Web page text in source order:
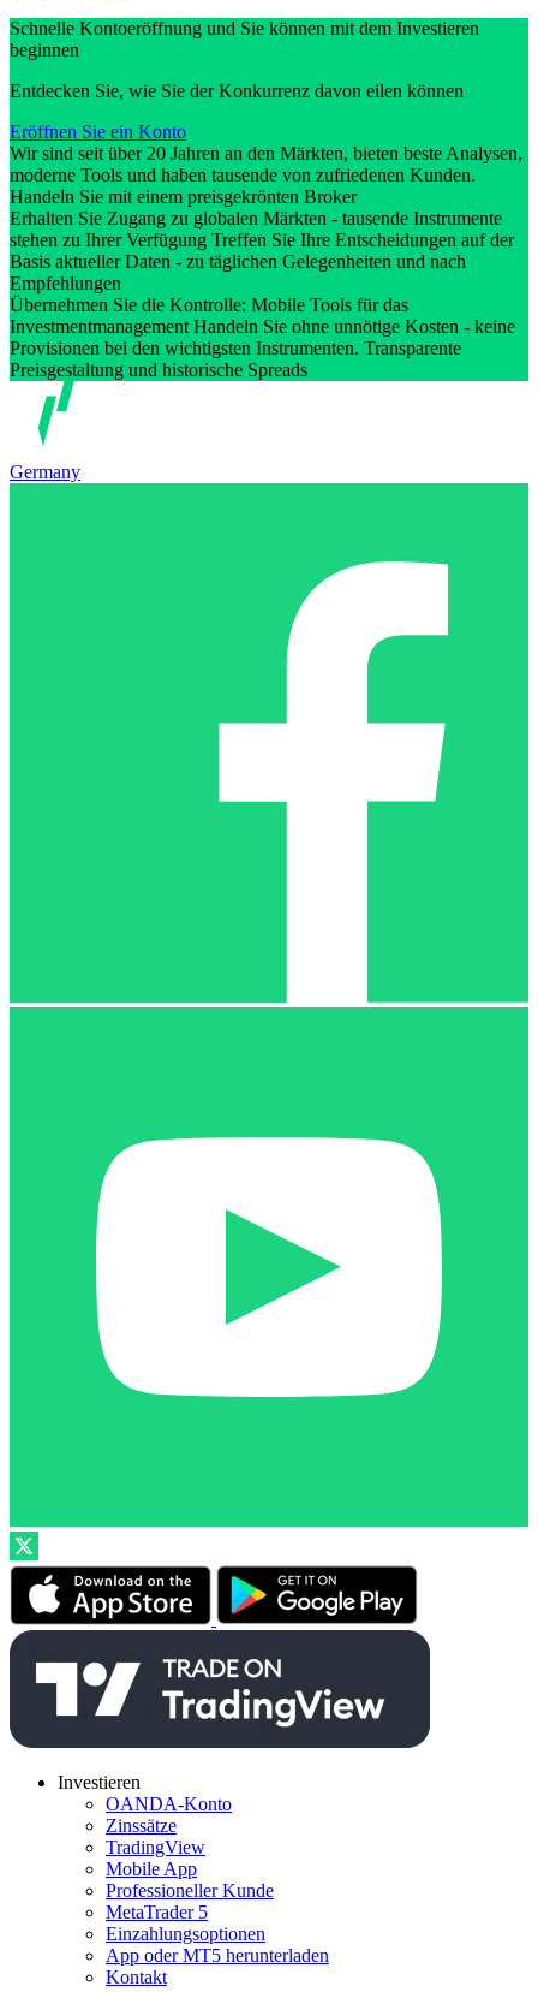
Schnelle Kontoeröffnung und Sie können mit dem Investieren
beginnen
Entdecken Sie, wie Sie der Konkurrenz davon eilen können
Eröffnen Sie ein Konto
Wir sind seit über 20 Jahren an den Märkten, bieten beste Analysen,
moderne Tools und haben tausende von zufriedenen Kunden.
Handeln Sie mit einem preisgekrönten Broker
Erhalten Sie Zugang zu globalen Märkten - tausende Instrumente
stehen zu Ihrer Verfügung Treffen Sie Ihre Entscheidungen auf der
Basis aktueller Daten - zu täglichen Gelegenheiten und nach
Empfehlungen
Übernehmen Sie die Kontrolle: Mobile Tools für das
Investmentmanagement Handeln Sie ohne unnötige Kosten - keine
Provisionen bei den wichtigsten Instrumenten. Transparente
Preisgestaltung und historische Spreads
Germany
Investieren
OANDA-Konto
Zinssätze
TradingView
Mobile App
Professioneller Kunde
MetaTrader 5
Einzahlungsoptionen
App oder MT5 herunterladen
Kontakt